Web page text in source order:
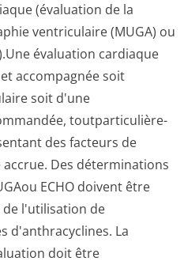
(évaluation de la
ventriculaire (MUGA) ou
évaluation cardiaque
accompagnée soit
soit d'une
toutparticulière­
des facteurs de
Des déterminations
ECHO doivent être
l'utilisation de
d'anthracyclines. La
doit être